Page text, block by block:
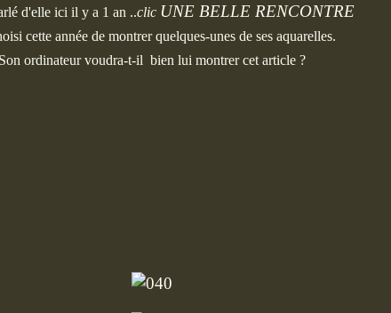
d'elle ici il y a 1 an ..clic UNE BELLE RENCONTRE
cette année de montrer quelques-unes de ses aquarelles.
Son ordinateur voudra-t-il bien lui montrer cet article ?